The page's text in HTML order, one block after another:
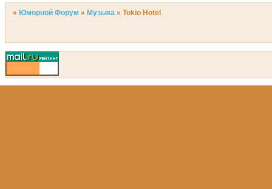
» Юморной Форум » Музыка »Tokio Hotel